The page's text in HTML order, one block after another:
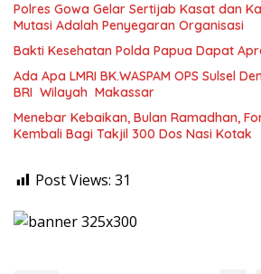
Polres Gowa Gelar Sertijab Kasat dan
Mutasi Adalah Penyegaran Organisasi
Bakti Kesehatan Polda Papua Dapat
Ada Apa LMRI BK.WASPAM OPS Sulsel
BRI Wilayah Makassar
Menebar Kebaikan, Bulan Ramadhan,
Kembali Bagi Takjil 300 Dos Nasi Kotak
Post Views: 31